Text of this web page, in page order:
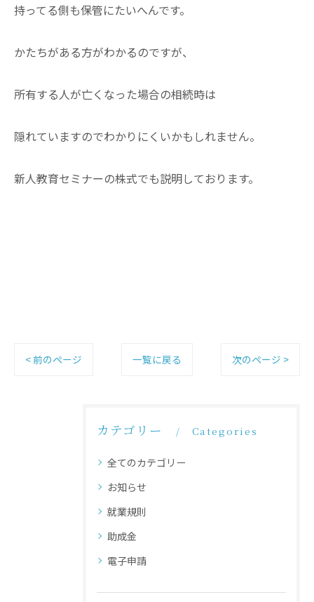
持ってる側も保管にたいへんです。
かたちがある方がわかるのですが、
所有する人が亡くなった場合の相続時は
隠れていますのでわかりにくいかもしれません。
新人教育セミナーの株式でも説明しております。
< 前のページ 一覧に戻る 次のページ >
カテゴリー Categories
全てのカテゴリー
お知らせ
就業規則
助成金
電子申請